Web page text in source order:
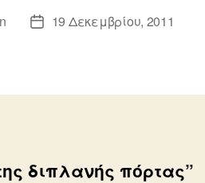
Ημ.19 Δεκεμβρίου, 2011
διπλανής πόρτας”